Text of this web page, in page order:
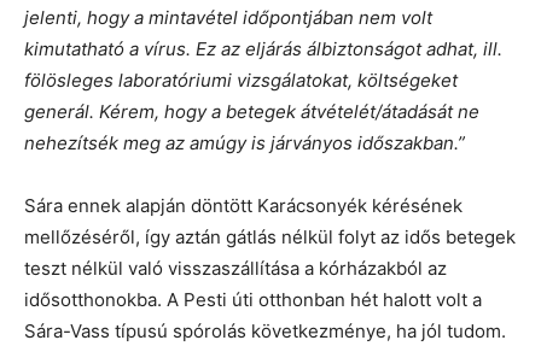
jelenti, hogy a mintavétel időpontjában nem volt
kimutatható a vírus. Ez az eljárás álbiztonságot adhat, ill.
fölösleges laboratóriumi vizsgálatokat, költségeket
generál. Kérem, hogy a betegek átvételét/átadását ne
nehezítsék meg az amúgy is járványos időszakban.”
Sára ennek alapján döntött Karácsonyék kérésének
mellőzéséről, így aztán gátlás nélkül folyt az idős betegek
teszt nélkül való visszaszállítása a kórházakból az
idősotthonokba. A Pesti úti otthonban hét halott volt a
Sára-Vass típusú spórolás következménye, ha jól tudom.